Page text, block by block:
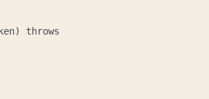
throws AuthenticationException